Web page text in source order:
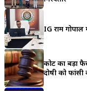
IG राम
कोर्ट का बड़ा
दोषी को